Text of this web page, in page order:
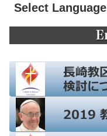
Select Language